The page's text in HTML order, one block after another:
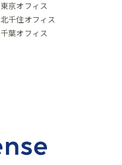
東京オフィス
北千住オフィス
千葉オフィス